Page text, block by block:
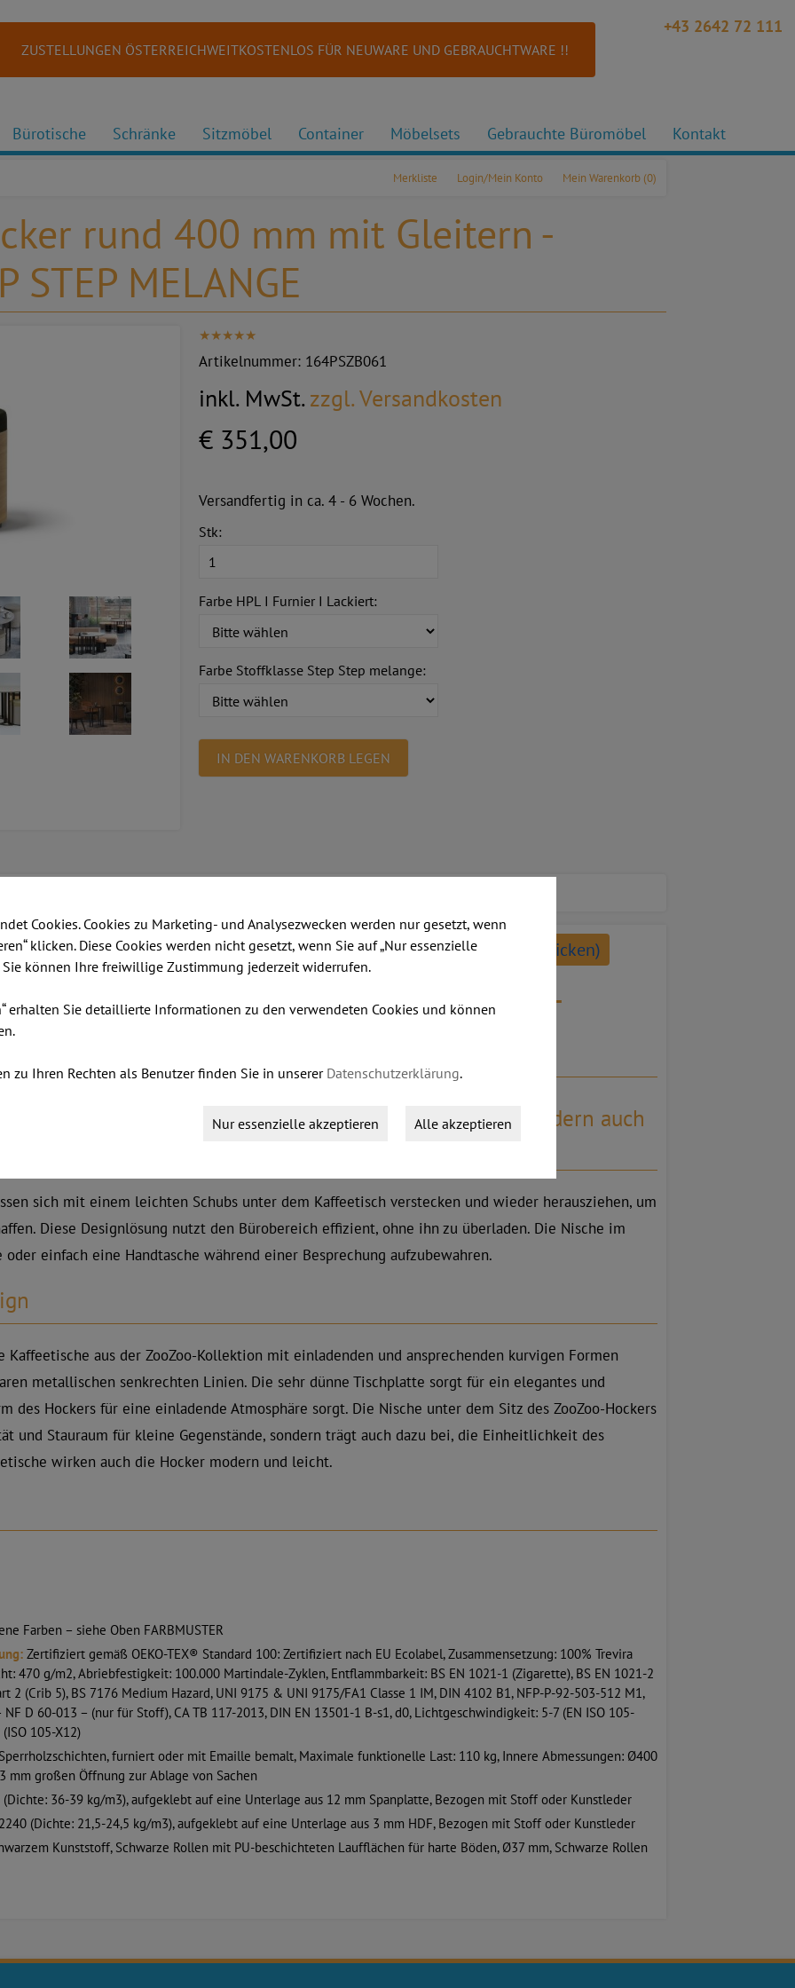
+43 2642 72 111
ZUSTELLUNGEN ÖSTERREICHWEITKOSTENLOS FÜR NEUWARE UND GEBRAUCHTWARE !!
Bürotische Schränke Sitzmöbel Container Möbelsets Gebrauchte Büromöbel Kontakt
Mein Warenkorb (0)
Login/Mein Konto
Merkliste
rund 400 mm mit Gleitern -
STEP MELANGE
Artikelnummer: 164PSZB061
inkl. MwSt.zzgl. Versandkosten
€ 351,00
Versandfertig in ca. 4 - 6 Wochen.
Stk:
Farbe HPL I Furnier I Lackiert:
Farbe Stoffklasse Step Step melange:
IN DEN WARENKORB LEGEN
(zum Vergrößern bitte anklicken) HPL Farbe (zum Vergrößern bitte anklicken)
rund 400 mm mit Gleitern -
STEP MELANGE
nur als eine angenehme Sitzgelegenheit eignen, sondern auch
von Gegenständen
sich mit einem leichten Schubs unter dem Kaffeetisch verstecken und wieder herausziehen, um
Diese Designlösung nutzt den Bürobereich effizient, ohne ihn zu überladen. Die Nische im
einfach eine Handtasche während einer Besprechung aufzubewahren.
Kaffeetische aus der ZooZoo-Kollektion mit einladenden und ansprechenden kurvigen Formen
metallischen senkrechten Linien. Die sehr dünne Tischplatte sorgt für ein elegantes und
des Hockers für eine einladende Atmosphäre sorgt. Die Nische unter dem Sitz des ZooZoo-Hockers
und Stauraum für kleine Gegenstände, sondern trägt auch dazu bei, die Einheitlichkeit des
wirken auch die Hocker modern und leicht.
Farben – siehe Oben FARBMUSTER
Zertifiziert gemäß OEKO-TEX® Standard 100: Zertifiziert nach EU Ecolabel, Zusammensetzung: 100% Trevira
470 g/m2, Abriebfestigkeit: 100.000 Martindale-Zyklen, Entflammbarkeit: BS EN 1021-1 (Zigarette), BS EN 1021-2
2 (Crib 5), BS 7176 Medium Hazard, UNI 9175 & UNI 9175/FA1 Classe 1 IM, DIN 4102 B1, NFP-P-92-503-512 M1,
D 60-013 – (nur für Stoff), CA TB 117-2013, DIN EN 13501-1 B-s1, d0, Lichtgeschwindigkeit: 5-7 (EN ISO 105-
105-X12)
furniert oder mit Emaille bemalt, Maximale funktionelle Last: 110 kg, Innere Abmessungen: Ø400
mm großen Öffnung zur Ablage von Sachen
36-39 kg/m3), aufgeklebt auf eine Unterlage aus 12 mm Spanplatte, Bezogen mit Stoff oder Kunstleder
(Dichte: 21,5-24,5 kg/m3), aufgeklebt auf eine Unterlage aus 3 mm HDF, Bezogen mit Stoff oder Kunstleder
Kunststoff, Schwarze Rollen mit PU-beschichteten Laufflächen für harte Böden, Ø37 mm, Schwarze Rollen
Cookies. Cookies zu Marketing- und Analysezwecken werden nur gesetzt, wenn
klicken. Diese Cookies werden nicht gesetzt, wenn Sie auf „Nur essenzielle
Sie können Ihre freiwillige Zustimmung jederzeit widerrufen.
erhalten Sie detaillierte Informationen zu den verwendeten Cookies und können
zu Ihren Rechten als Benutzer finden Sie in unserer Datenschutzerklärung.
Alle akzeptieren
Nur essenzielle akzeptieren